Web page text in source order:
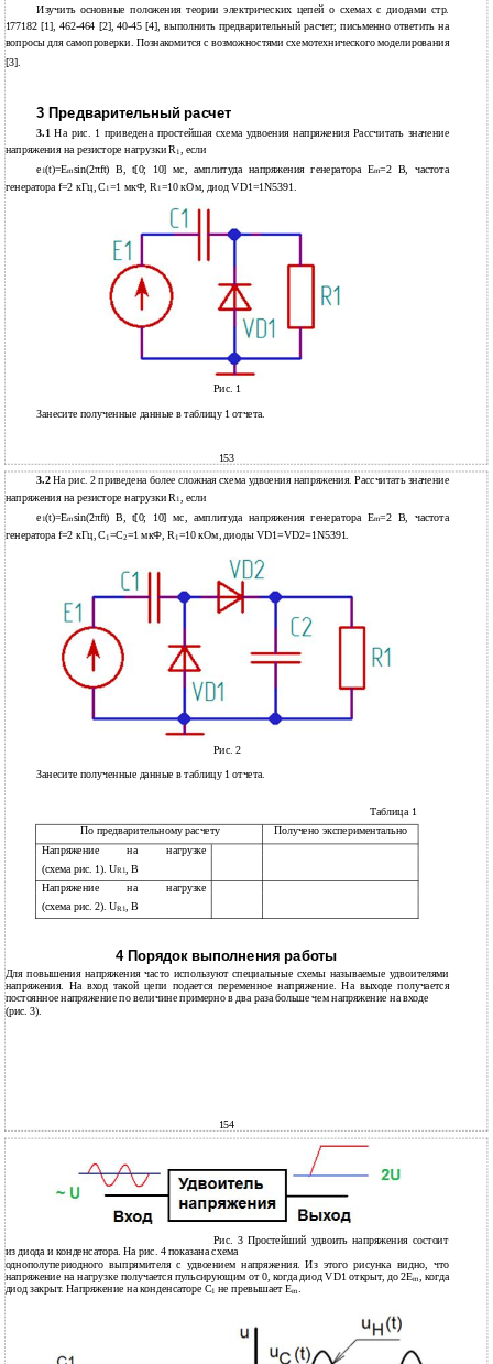
Изучить основные положения теории электрических цепей о схемах с диодами стр.
177182 [1], 462-464 [2], 40-45 [4], выполнить предварительный расчет; письменно ответить на
вопросы для самопроверки. Познакомится с возможностями схемотехнического моделирования
[3].
3 Предварительный расчет
3.1На рис. 1 приведена простейшая схема удвоения напряжения Рассчитать значение
напряжения на резисторе нагрузки R1 , если
e 1(t)=Emsin(2πft) В, t[0; 10] мс, амплитуда напряжения генератора Em=2 В, частота
генератора f=2 кГц, C1=1 мкФ, R 1=10 кОм, диод VD1=1N5391.
Рис. 1
Занесите полученные данные в таблицу 1 отчета.
153
3.2На рис. 2 приведена более сложная схема удвоения напряжения. Рассчитать значение
напряжения на резисторе нагрузки R 1 , если
e 1(t)=Emsin(2πft) В, t[0; 10] мс, амплитуда напряжения генератора Em=2 В, частота
генератора f=2 кГц, C1=C2=1 мкФ, R1=10 кОм, диоды VD1=VD2=1N5391.
Рис. 2
Занесите полученные данные в таблицу 1 отчета.
Таблица 1
По предварительному расчету Получено экспериментально
Напряжение на нагрузке
(схема рис. 1). UR1 , В
Напряжение на
нагрузке
(схема рис. 2). UR1, В
4 Порядок выполнения работы
Для повышения напряжения часто используют специальные схемы называемые удвоителями
напряжения. На вход такой цепи подается переменное напряжение. На выходе получается
постоянное напряжение по величине примерно в два раза больше чем напряжение на входе
(рис. 3).
154
Рис. 3 Простейший удвоить напряжения состоит
из диода и конденсатора. На рис. 4 показана схема
однополупериодного выпрямителя с удвоением напряжения. Из этого рисунка видно, что
напряжение на нагрузке получается пульсирующим от 0, когда диод VD1 открыт, до 2Em, когда
диод закрыт. Напряжение на конденсаторе C1 не превышает Em.